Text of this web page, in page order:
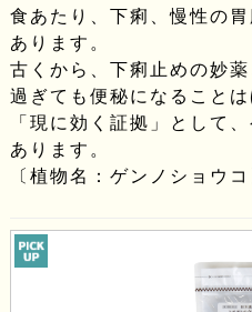
食あたり、下痢、慢性の
あります。
古くから、下痢止めの妙
過ぎても便秘になることは
「現に効く証拠」として
あります。
〔植物名：ゲンノショウコ